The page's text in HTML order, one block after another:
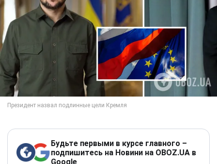
Будьте первыми в курсе главного –
подпишитесь на Новини на OBOZ.UA в
Google